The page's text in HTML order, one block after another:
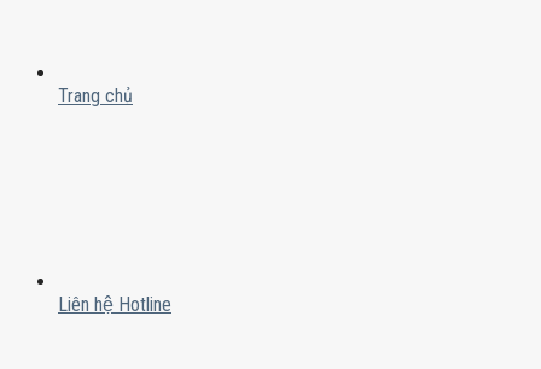
Trang chủ
Liên hệ Hotline